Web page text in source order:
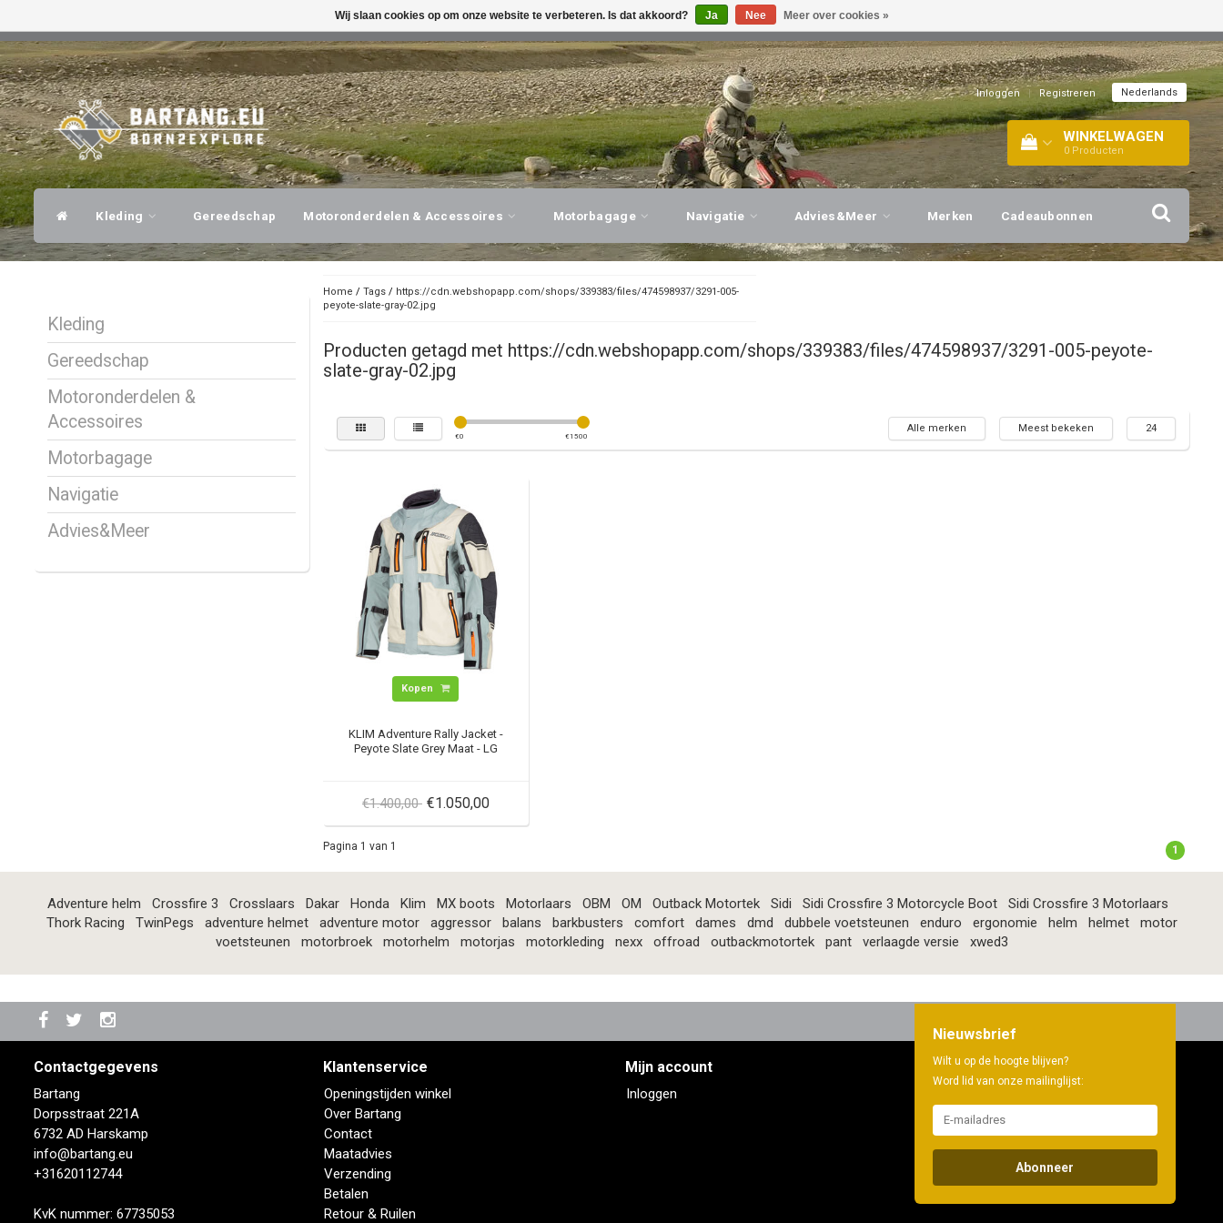
DESKUNDIG ADVIES, PERSOONLIJKE SERVICE! BEZOEK ONZE WINKEL!
Inloggen | Registreren Nederlands
WINKELWAGEN
0 Producten
Kleding Gereedschap Motoronderdelen & Accessoires Motorbagage Navigatie Advies&Meer Merken Cadeaubonnen
Kleding
Gereedschap
Motoronderdelen &
Accessoires
Motorbagage
Navigatie
Advies&Meer
Home / Tags/ https://cdn.webshopapp.com/shops/339383/files/474598937/3291-005-
peyote-slate-gray-02.jpg
Producten getagd met https://cdn.webshopapp.com/shops/339383/files/474598937/3291-005-peyote-
slate-gray-02.jpg
€0 €1500
Alle merken Meest bekeken 24
Kopen
KLIM Adventure Rally Jacket -
Peyote Slate Grey Maat - LG
€1.400,00 €1.050,00
Pagina 1 van 1 1
Adventure helm Crossfire 3 Crosslaars Dakar Honda Klim MX boots Motorlaars OBM OM Outback Motortek Sidi Sidi Crossfire 3 Motorcycle Boot
Sidi Crossfire 3 Motorlaars
Thork Racing
TwinPegs adventure helmet adventure motor aggressor balans barkbusters comfort dames dmd dubbele voetsteunen enduro ergonomie helm helmet
motor
voetsteunen
motorbroek motorhelm motorjas motorkleding nexx offroad outbackmotortek pant verlaagde versie xwed3
Contactgegevens
Bartang
Dorpsstraat 221A
6732 AD Harskamp
info@bartang.eu
+31620112744
KvK nummer: 67735053
Klantenservice
Openingstijden winkel
Over Bartang
Contact
Maatadvies
Verzending
Betalen
Retour & Ruilen
Mijn account
Inloggen
Nieuwsbrief
Wilt u op de hoogte blijven?
Word lid van onze mailinglijst:
Abonneer
Wij slaan cookies op om onze website te verbeteren. Is dat akkoord? Ja Nee Meer over cookies »